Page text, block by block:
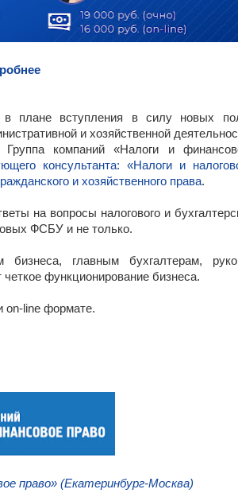
плане вступления в силу новых
и хозяйственной
компаний «Налоги и
консультанта: «Налоги и
и хозяйственного права.
на вопросы налогового и
ФСБУ и не только.
главным бухгалтерам,
функционирование бизнеса.
on-line формате.
право» (Екатеринбург-Москва)